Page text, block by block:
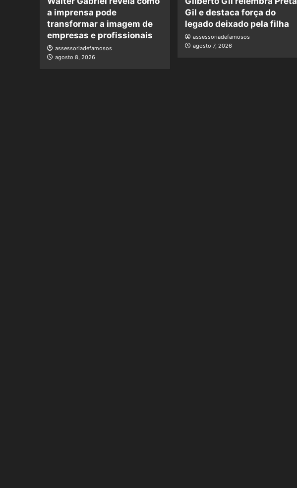
a imprensa pode
transformar a imagem de
empresas e profissionais
assessoriadefamosos
agosto 8, 2026
Gil e destaca força do
legado deixado pela filha
assessoriadefamosos
agosto 7, 2026